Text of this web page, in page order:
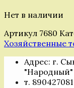
Нет в наличии
Артикул 7680
Хозяйственные
Адрес: г.
"Народный"
т.